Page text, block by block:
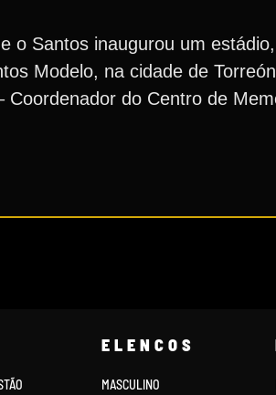
o Santos inaugurou um
Modelo, na cidade de
Coordenador do Centro de
ELENCOS
MASCULINO